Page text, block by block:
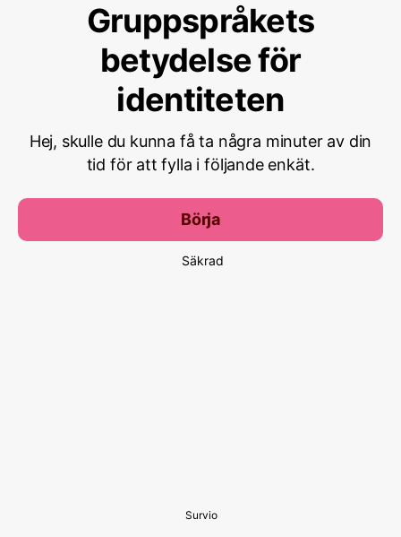
Gruppspråkets
betydelse för
identiteten
Hej, skulle du kunna få ta några minuter av din
tid för att fylla i följande enkät.
Börja
Säkrad
Survio